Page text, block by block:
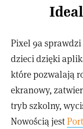
Pixel 9a
dzieci dzięki
które pozwalają
ekranowy,
tryb szkolny,
Nowością jest